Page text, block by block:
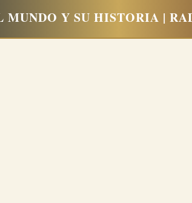
MUNDO Y SU HISTORIA |